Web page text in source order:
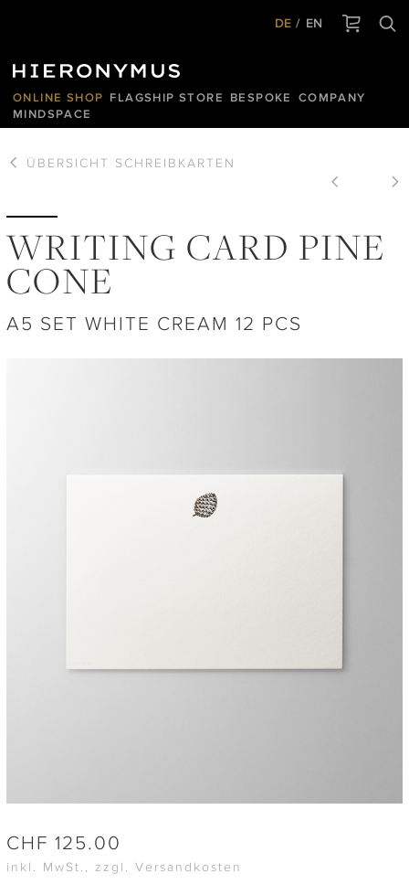
DE EN
ONLINE SHOP FLAGSHIP STORE BESPOKE
COMPANY
MINDSPACE
ÜBERSICHT SCHREIBKARTEN
WRITING CARD PINE
CONE
A5 SET WHITE CREAM 12 PCS
CHF 125.00
inkl. MwSt., zzgl. Versandkosten